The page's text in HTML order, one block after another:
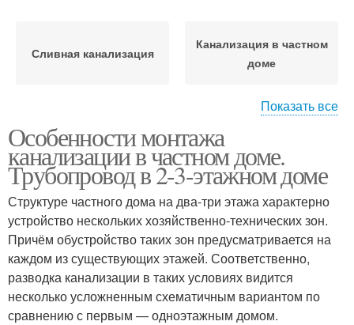
Сливная канализация
Канализация в частном
доме
Наружная канализация Внешний канализация
Показать все
Особенности монтажа
канализации в частном доме.
Трубопровод в 2-3-этажном доме
Структуре частного дома на два-три этажа характерно
устройство нескольких хозяйственно-технических зон.
Причём обустройство таких зон предусматривается на
каждом из существующих этажей. Соответственно,
разводка канализации в таких условиях видится
несколько усложненным схематичным вариантом по
сравнению с первым — одноэтажным домом.